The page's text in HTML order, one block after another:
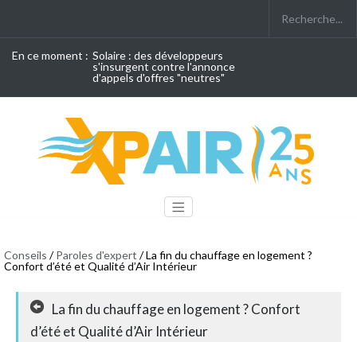
En ce moment : Solaire : des développeurs
s'insurgent contre l'annonce
d'appels d'offres "neutres"
Conseils /Paroles d'expert / La fin du chauffage en logement ?
Confort d’été et Qualité d’Air Intérieur
La fin du chauffage en logement ? Confort
d’été et Qualité d’Air Intérieur